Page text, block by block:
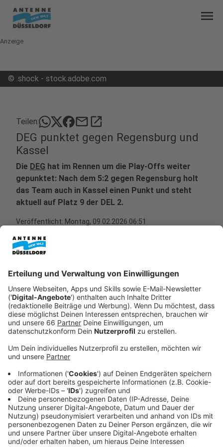
menu
Anzeige
© .shock - stock.adobe.com
Teilen: mailopen_in_new
DEG punktet gegen Regensburg und
Kassel
Die DEG hat im Rennen um die Play-Offs weiter
gepunktet: Nach dem 5:2 gegen Regensburg holt
das Team auch in Kassel einen Punkt und steht
aktuell auf Platz 9 der DEL 2.
Veröffentlicht: Montag, 09.02.2026 06:51
Anzeige
Die DEG hat im Kampf um die Play-Off-Plätze in der
DEL 2 weiter gepunktet. Nach dem 5:2-Heimsieg
gegen Regensburg am Freitagabend (06.02.2026)
erkämpfte sich das Team auch einen Punkt beim
Tabellenzweiten Kassel.
Anzeige
DEG-Kapitän mit Punktgewinn zufrieden
Anzeige
Nach 60 Minuten stand es 3:3, am Ende stand eine 3:4-